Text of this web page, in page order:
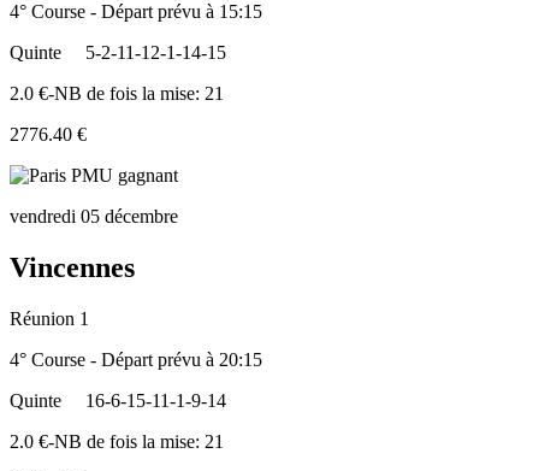
4° Course - Départ prévu à 15:15
Quinte
5-2-11-12-1-14-15
2.0 €-NB de fois la mise: 21
2776.40 €
vendredi 05 décembre
Vincennes
Réunion 1
4° Course - Départ prévu à 20:15
Quinte
16-6-15-11-1-9-14
2.0 €-NB de fois la mise: 21